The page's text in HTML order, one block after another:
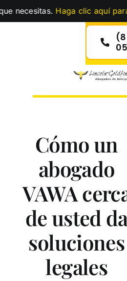
to
Haga clic aquí para ver el
Cómo un
abogado
VAWA
de usted
soluciones
legales